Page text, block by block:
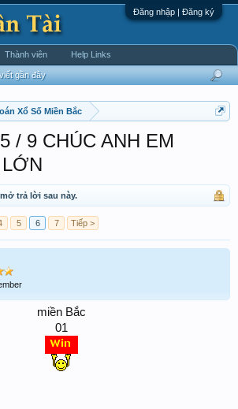
Đăng nhập | Đăng ký
Xổ Số Miền Bắc
/ 9 CHÚC ANH EM
trả lời sau này.
5 6 7 Tiếp >
miền Bắc
01
gần đây
Thành viên Help Links